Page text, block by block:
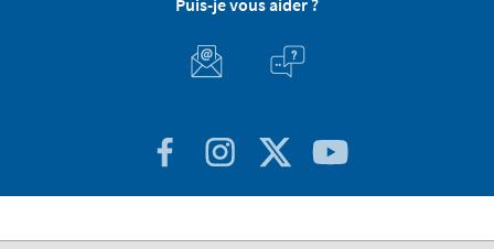
A propos de STIKETS